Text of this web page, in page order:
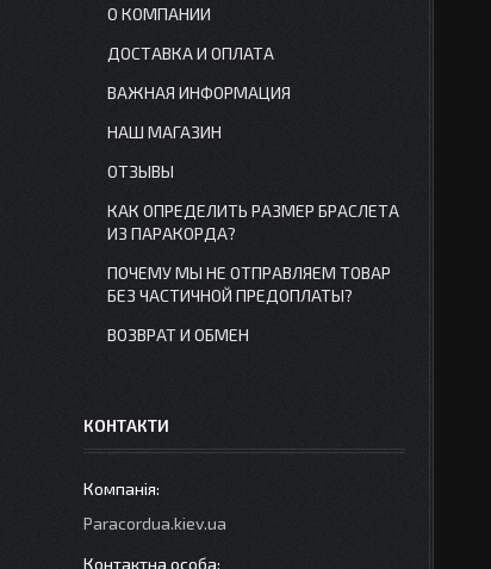
О КОМПАНИИ
ДОСТАВКА И ОПЛАТА
ВАЖНАЯ ИНФОРМАЦИЯ
НАШ МАГАЗИН
ОТЗЫВЫ
КАК ОПРЕДЕЛИТЬ РАЗМЕР БРАСЛЕТА
ИЗ ПАРАКОРДА?
ПОЧЕМУ МЫ НЕ ОТПРАВЛЯЕМ ТОВАР
БЕЗ ЧАСТИЧНОЙ ПРЕДОПЛАТЫ?
ВОЗВРАТ И ОБМЕН
КОНТАКТИ
Paracordua.kiev.ua